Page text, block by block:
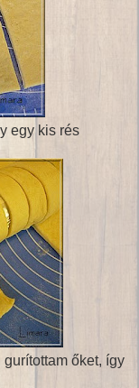
egy kis rés
őket, így